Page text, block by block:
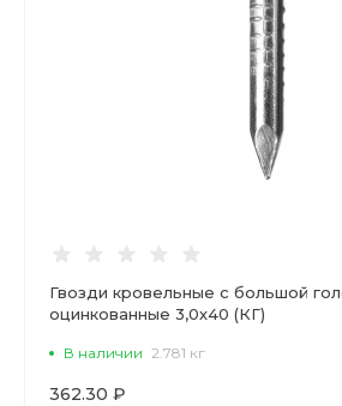
Гвозди кровельные с большой
оцинкованные 3,0х40 (КГ)
В наличии 2.781 кг
362.30 ₽